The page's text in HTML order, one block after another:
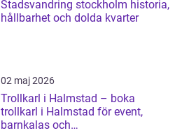
Stadsvandring stockholm historia,
hållbarhet och dolda kvarter
02 maj 2026
Trollkarl i Halmstad – boka
trollkarl i Halmstad för event,
barnkalas och